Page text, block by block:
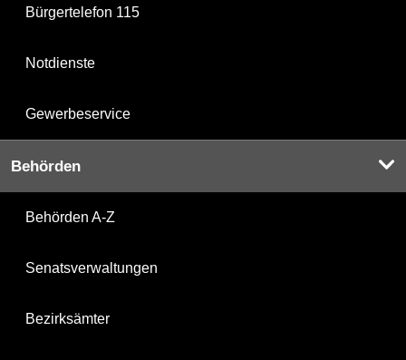
Bürgertelefon 115
Notdienste
Gewerbeservice
Behörden
Behörden A-Z
Senatsverwaltungen
Bezirksämter